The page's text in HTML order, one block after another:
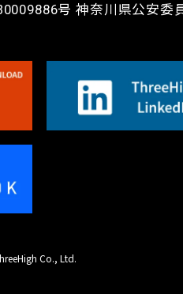
号 神奈川県公安委
Co., Ltd.